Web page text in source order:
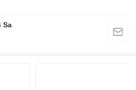
Sa